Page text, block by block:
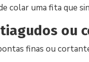
colar uma fita que
ou
finas ou